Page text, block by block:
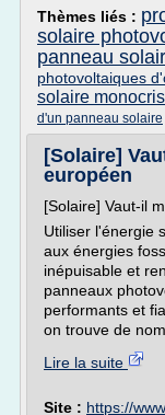
Thèmes liés :
solaire
panneau
photovoltaiques
solaire
d'un panneau solaire
[Solaire]
européen
[Solaire] Vaut-il
Utiliser l'énergie
aux énergies
inépuisable et
panneaux
performants et
on trouve de
Lire la suite
Site : https://